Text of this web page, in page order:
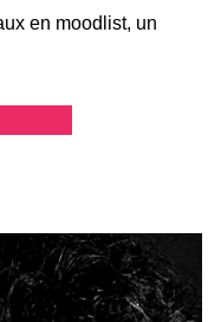
en moodlist, un